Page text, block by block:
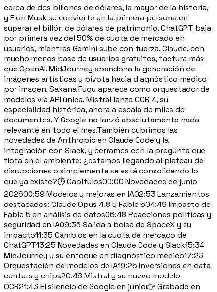
cerca de dos billones de dólares, la mayor de la historia,
y Elon Musk se convierte en la primera persona en
superar el billón de dólares de patrimonio. ChatGPT baja
por primera vez del 50% de cuota de mercado en
usuarios, mientras Gemini sube con fuerza. Claude, con
mucho menos base de usuarios gratuitos, factura más
que OpenAI. MidJourney abandona la generación de
imágenes artísticas y pivota hacia diagnóstico médico
por imagen. Sakana Fugu aparece como orquestador de
modelos vía API única. Mistral lanza OCR 4, su
especialidad histórica, ahora a escala de miles de
documentos. Y Google no lanzó absolutamente nada
relevante en todo el mes.También cubrimos las
novedades de Anthropic en Claude Code y la
integración con Slack, y cerramos con la pregunta que
flota en el ambiente: ¿estamos llegando al plateau de
disrupciones o simplemente se está consolidando lo
que ya existe?⏱️ Capítulos00:00 Novedades de junio
202600:59 Modelos y mejoras en IA02:53 Lanzamientos
destacados: Claude Opus 4.8 y Fable 504:49 Impacto de
Fable 5 en análisis de datos06:48 Reacciones políticas y
seguridad en IA09:36 Salida a bolsa de SpaceX y su
impacto11:35 Cambios en la cuota de mercado de
ChatGPT13:25 Novedades en Claude Code y Slack15:34
MidJourney y su enfoque en diagnóstico médico17:23
Orquestación de modelos de IA19:25 Inversiones en data
centers y chips20:48 Mistral y su nuevo modelo
OCR21:43 El silencio de Google en junio👉 Grabado en